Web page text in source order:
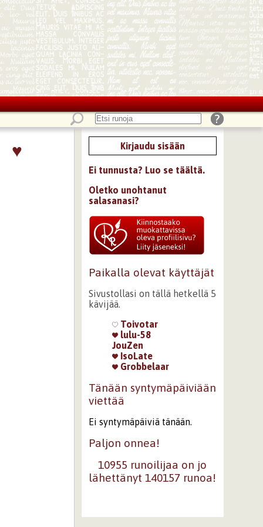
♥ Kirjaudu sisään
Ei tunnusta? Luo se täältä.
Oletko unohtanut
salasanasi?
Paikalla olevat käyttäjät
Sivustollasi on tällä hetkellä 5
kävijää.
Toivotar
lulu-58
JouZen
IsoLate
Grobbelaar
Tänään syntymäpäiviään
viettää
Ei syntymäpäiviä tänään.
Paljon onnea!
10955 runoilijaa on jo
lähettänyt 140157 runoa!